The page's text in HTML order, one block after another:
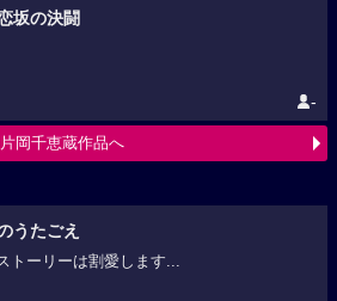
坂の決闘
-
片岡千恵蔵作品へ
うたごえ
トーリーは割愛します...